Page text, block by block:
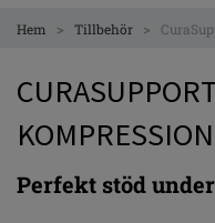
Hem > Tillbehör >
CURASUPPORT
Perfekt stöd